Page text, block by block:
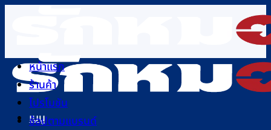
เนื้อหา
เมนู
หน้าแรก
ร้านค้า
โปรโมชัน
ช้อปตามแบรนด์